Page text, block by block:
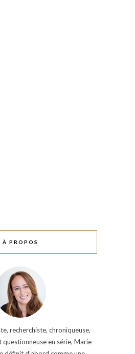
À PROPOS
recherchiste, chroniqueuse,
questionneuse en série, Marie-